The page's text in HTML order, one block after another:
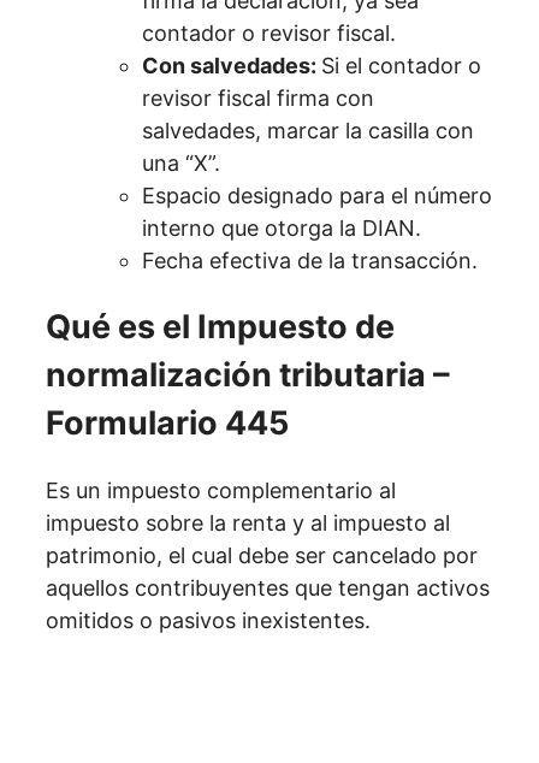
contador o revisor fiscal.
Con salvedades: Si el contador o
revisor fiscal firma con
salvedades, marcar la casilla con
una “X”.
Espacio designado para el número
interno que otorga la DIAN.
Fecha efectiva de la transacción.
Qué es el Impuesto de
normalización tributaria –
Formulario 445
Es un impuesto complementario al
impuesto sobre la renta y al impuesto al
patrimonio, el cual debe ser cancelado por
aquellos contribuyentes que tengan activos
omitidos o pasivos inexistentes.